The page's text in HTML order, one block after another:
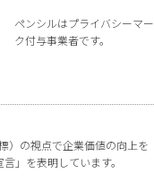
ペンシルはプライバシーマー
ク付与事業者です。
）の視点で企業価値の向上を
」を表明しています。